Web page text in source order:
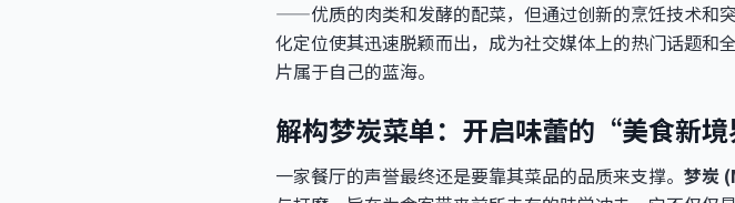
——优质的肉类和发酵的配菜，但通过创新的烹饪技术和
化定位使其迅速脱颖而出，成为社交媒体上的热门话题和
片属于自己的蓝海。
解构梦炭菜单：开启味蕾的“美食新境
一家餐厅的声誉最终还是要靠其菜品的品质来支撑。 梦炭